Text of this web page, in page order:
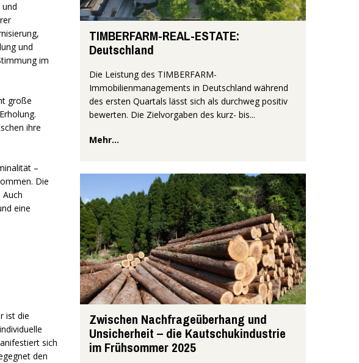
und
im
große
ihre
–
Die
eine
ist die
sich
den
TIMBERFARM-REAL-ESTATE:
Deutschland
Die Leistung des TIMBERFARM-
Immobilienmanagements in Deutschland während
des ersten Quartals lässt sich als durchweg positiv
bewerten. Die Zielvorgaben des kurz- bis...
Mehr...
Zwischen Nachfrageüberhang und
Unsicherheit – die Kautschukindustrie
im Frühsommer 2025